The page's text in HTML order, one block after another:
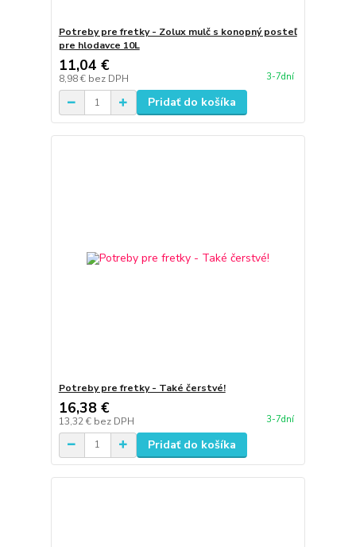
Potreby pre fretky - Zolux mulč s konopný posteľ
pre hlodavce 10L
11,04 €
8,98 € bez DPH 3-7dní
Pridať do košíka
Potreby pre fretky - Také čerstvé!
16,38 €
13,32 € bez DPH 3-7dní
Pridať do košíka